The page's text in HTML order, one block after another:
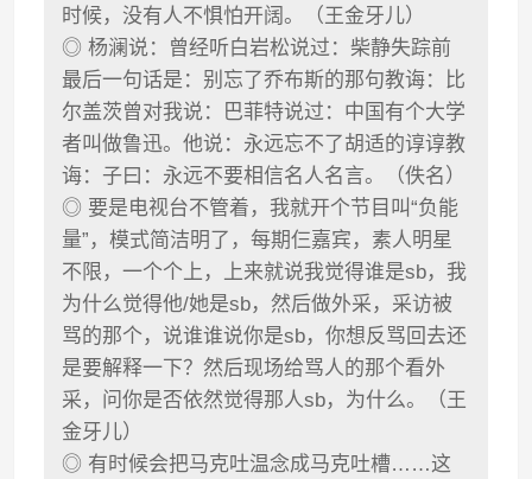
时候，没有人不惧怕开阔。（王金牙儿）
◎ 杨澜说：曾经听白岩松说过：柴静失踪前
最后一句话是：别忘了乔布斯的那句教诲：比
尔盖茨曾对我说：巴菲特说过：中国有个大学
者叫做鲁迅。他说：永远忘不了胡适的谆谆教
诲：子曰：永远不要相信名人名言。（佚名）
◎ 要是电视台不管着，我就开个节目叫“负能
量”，模式简洁明了，每期仨嘉宾，素人明星
不限，一个个上，上来就说我觉得谁是sb，我
为什么觉得他/她是sb，然后做外采，采访被
骂的那个，说谁谁说你是sb，你想反骂回去还
是要解释一下？然后现场给骂人的那个看外
采，问你是否依然觉得那人sb，为什么。（王
金牙儿）
◎ 有时候会把马克吐温念成马克吐槽……这